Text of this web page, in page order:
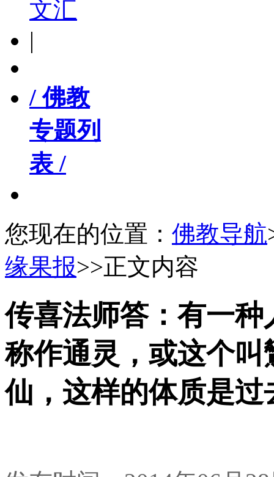
文汇
|
/ 佛教
专题列
表 /
您现在的位置： 佛教导航
缘果报>>正文内容
传喜法师答：有一
称作通灵，或这个
仙，这样的体质是